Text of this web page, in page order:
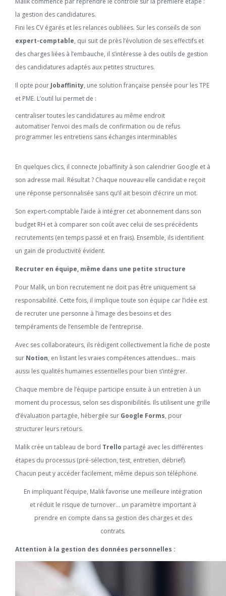
la gestion des candidatures.
Fini les CV égarés et les relances oubliées. Sur les conseils de son
expert-comptable, qui suit de près l’évolution de ses effectifs et
des charges liées à l’embauche, il s’intéresse à des outils de gestion
des candidatures adaptés aux petites structures.
Il opte pour Jobaffinity, une solution française pensée pour les TPE
et PME. L’outil lui permet de :
centraliser toutes les candidatures au même endroit
automatiser l’envoi des mails de confirmation ou de refus
programmer les entretiens sans échanges interminables
En quelques clics, il connecte Jobaffinity à son calendrier Google et à
son adresse mail. Résultat ? Chaque nouveau·elle candidat·e reçoit
une réponse personnalisée sans qu’il ait besoin d’écrire un mot.
Son expert-comptable l’aide à intégrer cet abonnement dans son
budget RH et à comparer son coût avec celui de ses précédents
recrutements (en temps passé et en frais). Ensemble, ils identifient
un gain de productivité évident.
Recruter en équipe, même dans une petite structure
Pour Malik, un bon recrutement ne doit pas être uniquement sa
responsabilité. Cette fois, il implique toute son équipe car l’idée est
de recruter une personne à l’image des besoins et des
tempéraments de l’ensemble de l’entreprise.
Avec ses collaborateurs, ils rédigent collectivement la fiche de poste
sur Notion, en listant les vraies compétences attendues… mais
aussi les qualités humaines essentielles pour bien s’intégrer.
Chaque membre de l’équipe participe ensuite à un entretien à un
moment du processus, selon ses disponibilités. Ils utilisent une grille
d’évaluation partagée, hébergée sur Google Forms, pour
structurer leurs retours.
Malik crée un tableau de bord Trello partagé avec les différentes
étapes du processus (pré-sélection, test, entretien, débrief).
Chacun peut y accéder facilement, même depuis son téléphone.
En impliquant l’équipe, Malik favorise une meilleure intégration
et réduit le risque de turnover… un paramètre important à
prendre en compte dans sa gestion des charges et des
contrats.
Attention à la gestion des données personnelles :